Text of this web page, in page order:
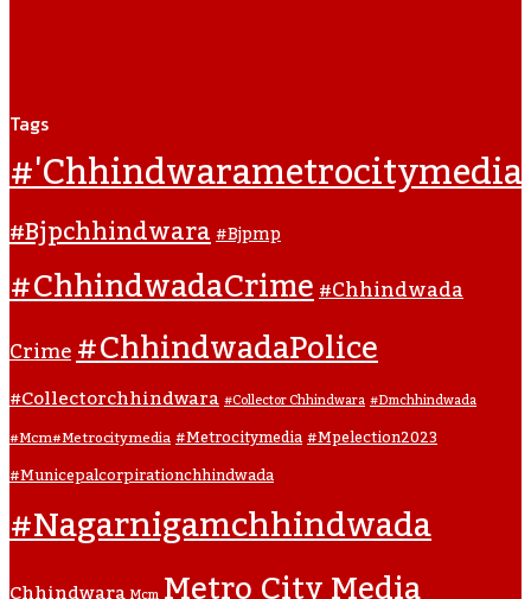
Tags
#'chhindwarametrocitymedia
#bjpchhindwara#bjpmp
#ChhindwadaCrime#Chhindwada
Crime#ChhindwadaPolice
#collectorchhindwara#collector Chhindwara#dmchhindwada
#mcm#metrocitymedia#metrocitymedia#mpelection2023
#municepalcorpirationchhindwada
#nagarnigamchhindwada